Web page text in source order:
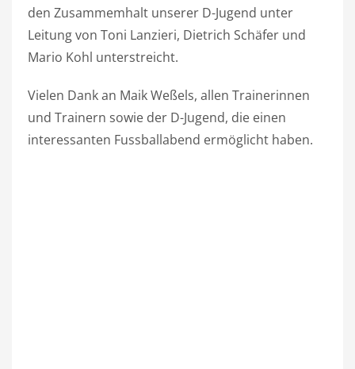
den Zusammemhalt unserer D-Jugend unter
Leitung von Toni Lanzieri, Dietrich Schäfer und
Mario Kohl unterstreicht.
Vielen Dank an Maik Weßels, allen Trainerinnen
und Trainern sowie der D-Jugend, die einen
interessanten Fussballabend ermöglicht haben.